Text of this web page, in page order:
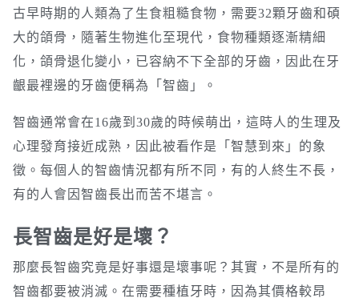
古早時期的人類為了生食粗糙食物，需要32顆牙齒和碩
大的頜骨，隨著生物進化至現代，食物種類逐漸精細
化，頜骨退化變小，已容納不下全部的牙齒，因此在牙
齦最裡邊的牙齒便稱為「智齒」。
智齒通常會在16歲到30歲的時候萌出，這時人的生理及
心理發育接近成熟，因此被看作是「智慧到來」的象
徵。每個人的智齒情況都有所不同，有的人終生不長，
有的人會因智齒長出而苦不堪言。
長智齒是好是壞？
那麼長智齒究竟是好事還是壞事呢？其實，不是所有的
智齒都要被消滅。在需要種植牙時，因為其價格較昂